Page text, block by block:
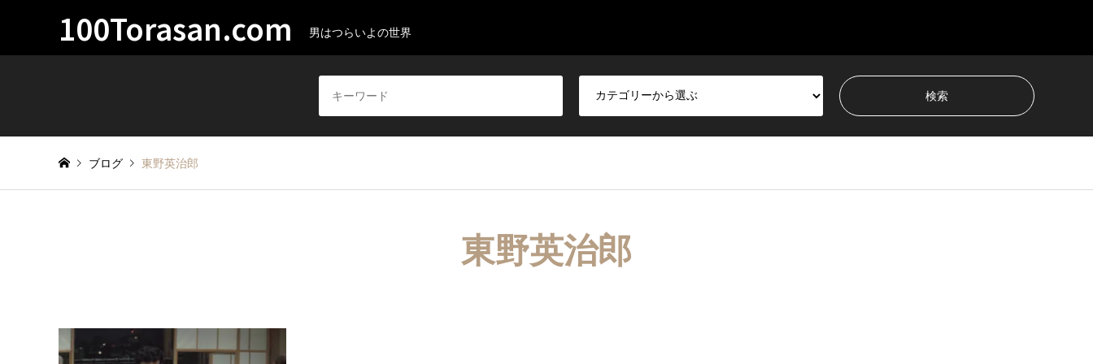
100Torasan.com 男はつらいよの世界
ブログ 東野英治郎
東野英治郎